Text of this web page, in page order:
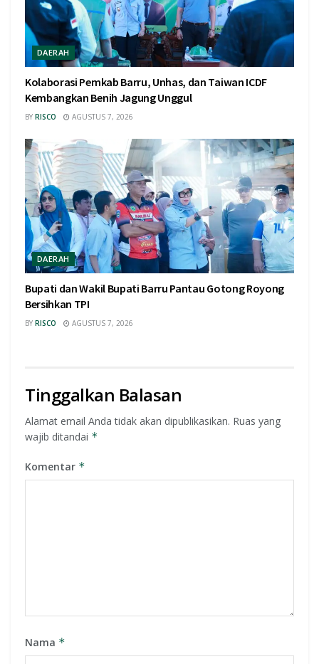
DAERAH
Kolaborasi Pemkab Barru, Unhas, dan Taiwan ICDF
Kembangkan Benih Jagung Unggul
BY RISCO AGUSTUS 7, 2026
DAERAH
Bupati dan Wakil Bupati Barru Pantau Gotong Royong
Bersihkan TPI
BY RISCO AGUSTUS 7, 2026
Tinggalkan Balasan
Alamat email Anda tidak akan dipublikasikan. Ruas yang
wajib ditandai *
Komentar *
Nama *